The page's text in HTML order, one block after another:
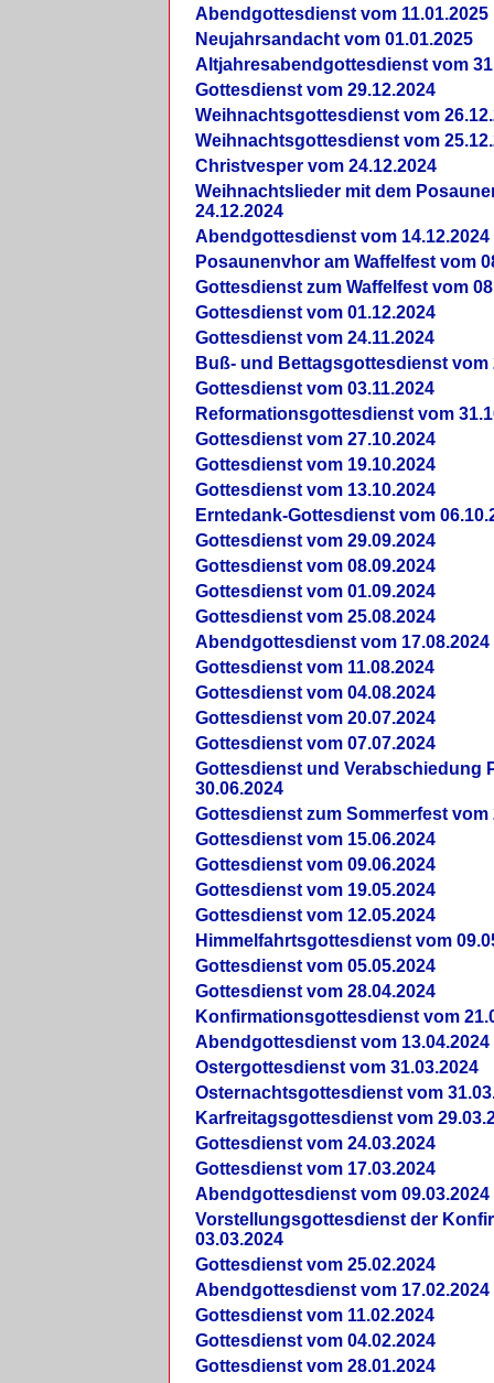
Abendgottesdienst vom 11.01.2025
Neujahrsandacht vom 01.01.2025
Altjahresabendgottesdienst vom
Gottesdienst vom 29.12.2024
Weihnachtsgottesdienst vom
Weihnachtsgottesdienst vom
Christvesper vom 24.12.2024
Weihnachtslieder mit dem
24.12.2024
Abendgottesdienst vom 14.12.2024
Posaunenvhor am Waffelfest vom
Gottesdienst zum Waffelfest vom
Gottesdienst vom 01.12.2024
Gottesdienst vom 24.11.2024
Buß- und Bettagsgottesdienst vom
Gottesdienst vom 03.11.2024
Reformationsgottesdienst vom
Gottesdienst vom 27.10.2024
Gottesdienst vom 19.10.2024
Gottesdienst vom 13.10.2024
Erntedank-Gottesdienst vom
Gottesdienst vom 29.09.2024
Gottesdienst vom 08.09.2024
Gottesdienst vom 01.09.2024
Gottesdienst vom 25.08.2024
Abendgottesdienst vom 17.08.2024
Gottesdienst vom 11.08.2024
Gottesdienst vom 04.08.2024
Gottesdienst vom 20.07.2024
Gottesdienst vom 07.07.2024
Gottesdienst und Verabschiedung
30.06.2024
Gottesdienst zum Sommerfest vom
Gottesdienst vom 15.06.2024
Gottesdienst vom 09.06.2024
Gottesdienst vom 19.05.2024
Gottesdienst vom 12.05.2024
Himmelfahrtsgottesdienst vom
Gottesdienst vom 05.05.2024
Gottesdienst vom 28.04.2024
Konfirmationsgottesdienst vom
Abendgottesdienst vom 13.04.2024
Ostergottesdienst vom 31.03.2024
Osternachtsgottesdienst vom
Karfreitagsgottesdienst vom
Gottesdienst vom 24.03.2024
Gottesdienst vom 17.03.2024
Abendgottesdienst vom 09.03.2024
Vorstellungsgottesdienst der
03.03.2024
Gottesdienst vom 25.02.2024
Abendgottesdienst vom 17.02.2024
Gottesdienst vom 11.02.2024
Gottesdienst vom 04.02.2024
Gottesdienst vom 28.01.2024